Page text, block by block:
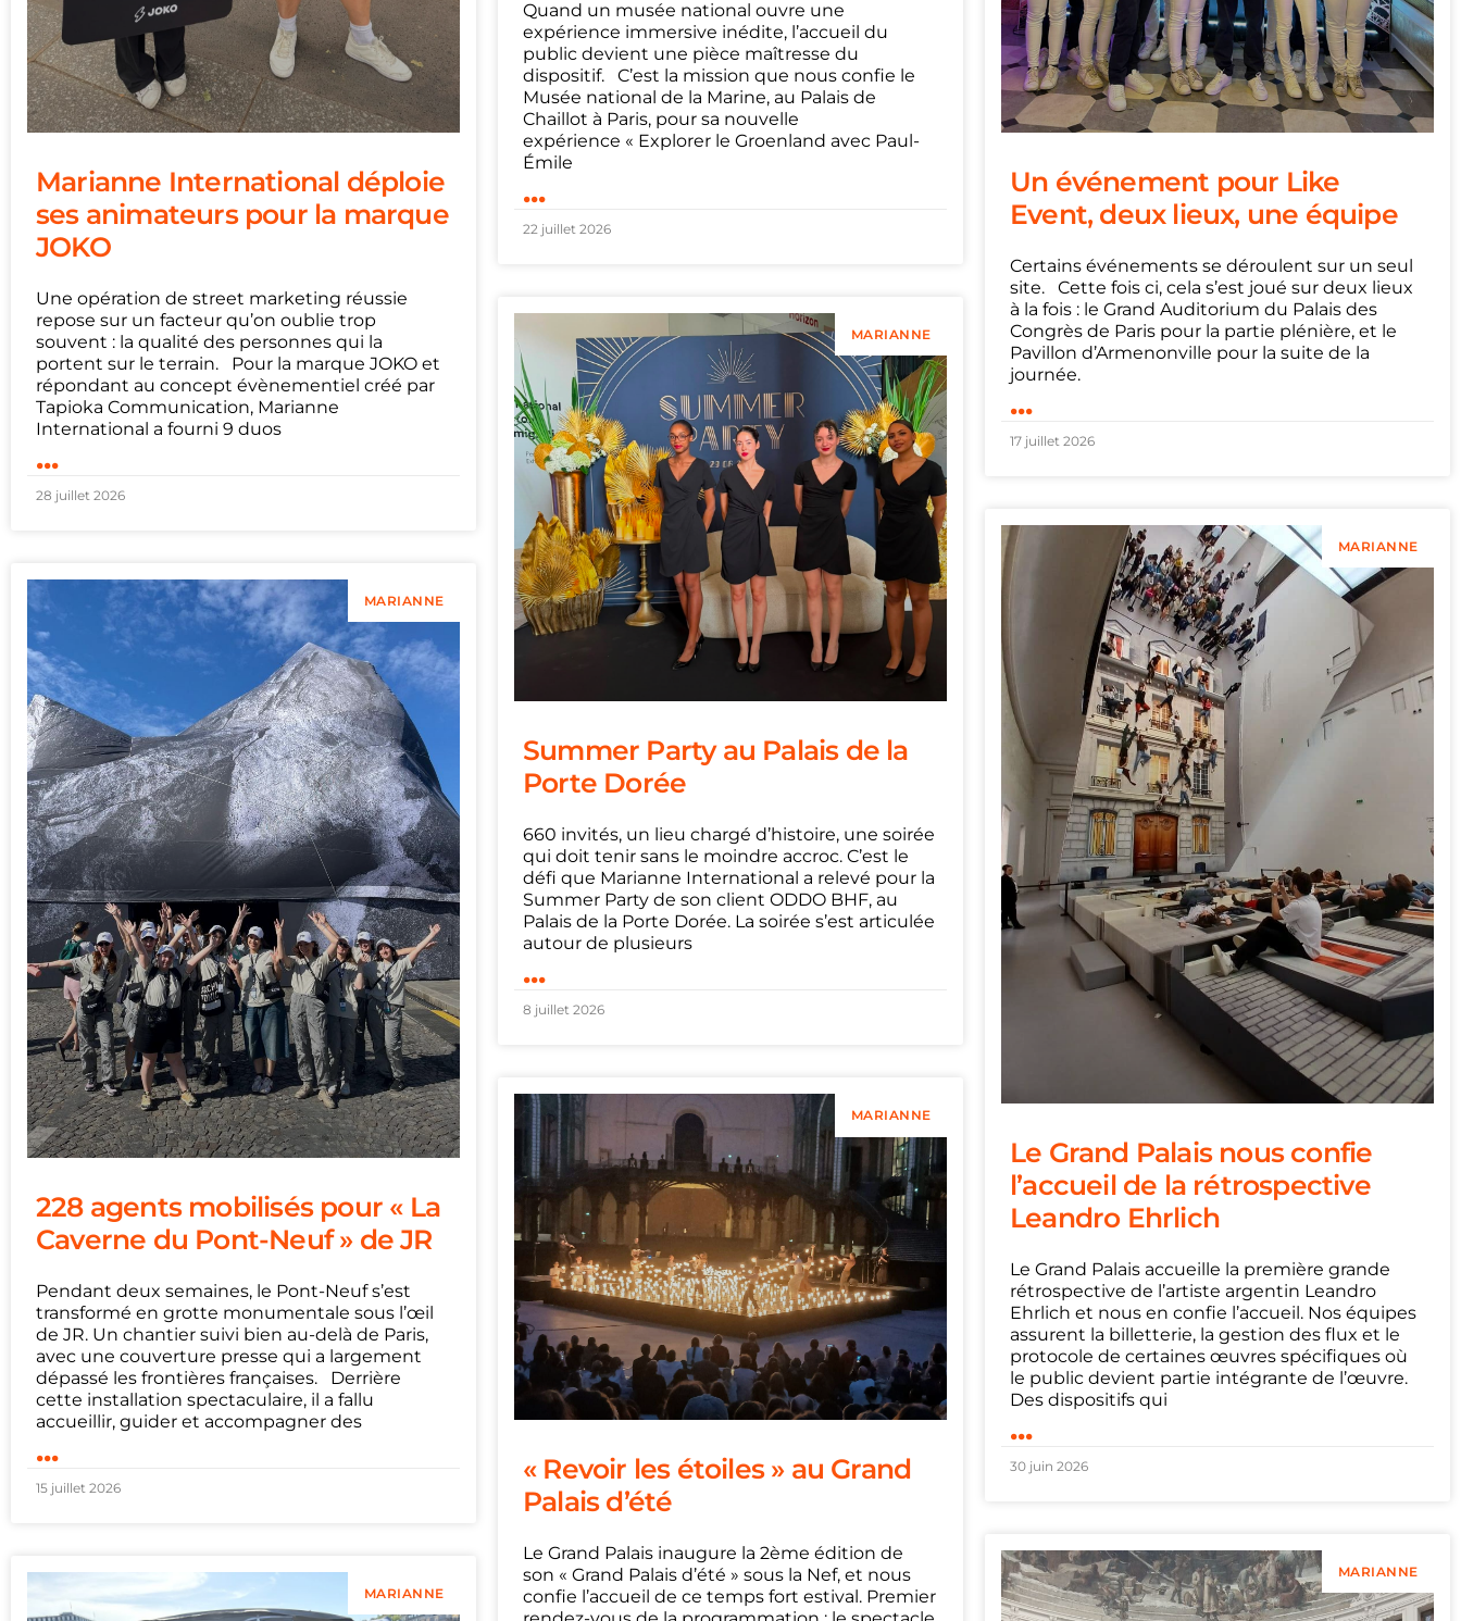
Marianne International déploie
ses animateurs pour la marque
JOKO
Une opération de street marketing réussie
repose sur un facteur qu’on oublie trop
souvent : la qualité des personnes qui la
portent sur le terrain. Pour la marque JOKO et
répondant au concept évènementiel créé par
Tapioka Communication, Marianne
International a fourni 9 duos
...
28 juillet 2026
Quand un musée national ouvre une
expérience immersive inédite, l’accueil du
public devient une pièce maîtresse du
dispositif. C’est la mission que nous confie le
Musée national de la Marine, au Palais de
Chaillot à Paris, pour sa nouvelle
expérience « Explorer le Groenland avec Paul-
Émile
...
22 juillet 2026
Un événement pour Like
Event, deux lieux, une équipe
Certains événements se déroulent sur un seul
site. Cette fois ci, cela s’est joué sur deux lieux
à la fois : le Grand Auditorium du Palais des
Congrès de Paris pour la partie plénière, et le
Pavillon d’Armenonville pour la suite de la
journée.
...
17 juillet 2026
MARIANNE
228 agents mobilisés pour « La
Caverne du Pont-Neuf » de JR
Pendant deux semaines, le Pont-Neuf s’est
transformé en grotte monumentale sous l’œil
de JR. Un chantier suivi bien au-delà de Paris,
avec une couverture presse qui a largement
dépassé les frontières françaises. Derrière
cette installation spectaculaire, il a fallu
accueillir, guider et accompagner des
...
15 juillet 2026
MARIANNE
Summer Party au Palais de la
Porte Dorée
660 invités, un lieu chargé d’histoire, une soirée
qui doit tenir sans le moindre accroc. C’est le
défi que Marianne International a relevé pour la
Summer Party de son client ODDO BHF, au
Palais de la Porte Dorée. La soirée s’est articulée
autour de plusieurs
...
8 juillet 2026
MARIANNE
Le Grand Palais nous confie
l’accueil de la rétrospective
Leandro Ehrlich
Le Grand Palais accueille la première grande
rétrospective de l’artiste argentin Leandro
Ehrlich et nous en confie l’accueil. Nos équipes
assurent la billetterie, la gestion des flux et le
protocole de certaines œuvres spécifiques où
le public devient partie intégrante de l’œuvre.
Des dispositifs qui
...
30 juin 2026
MARIANNE
MARIANNE
« Revoir les étoiles » au Grand
Palais d’été
Le Grand Palais inaugure la 2ème édition de
son « Grand Palais d’été » sous la Nef, et nous
confie l’accueil de ce temps fort estival. Premier
MARIANNE